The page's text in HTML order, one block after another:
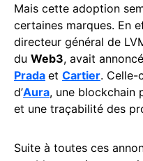
Mais cette adoption
certaines marques. En
directeur général de
du Web3, avait
Prada et Cartier. Celle-
d’Aura, une blockchain
et une traçabilité des
Suite à toutes ces